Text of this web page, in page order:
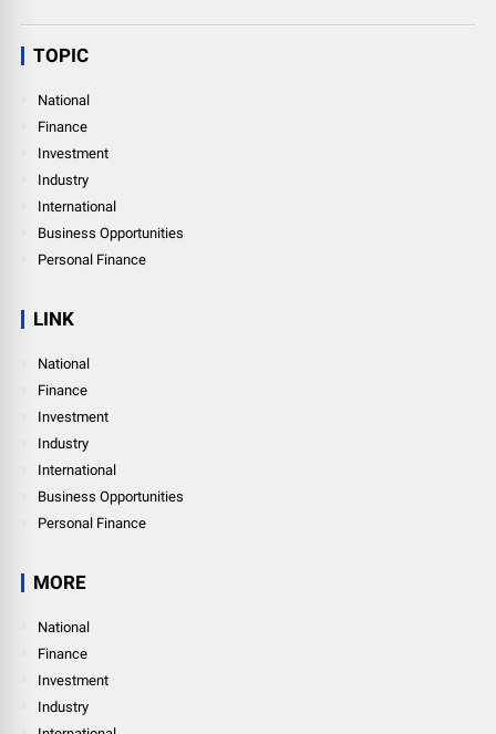
TOPIC
National
Finance
Investment
Industry
International
Business Opportunities
Personal Finance
LINK
National
Finance
Investment
Industry
International
Business Opportunities
Personal Finance
MORE
National
Finance
Investment
Industry